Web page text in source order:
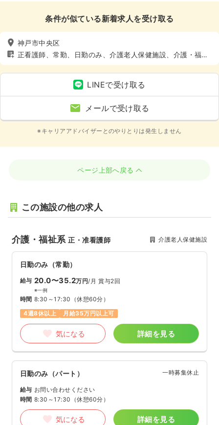
条件が似ている新着求人を受け取る
神戸市中央区
正看護師、常勤、日勤のみ、介護老人保健施設、介護・福祉
系、4週8休以上
LINEで受け取る
メールで受け取る
※キャリアアドバイザーとのやりとりは発生しません
ページ上部へ戻る
この施設の他の求人
介護・福祉系正・准看護師 介護老人保健施設
日勤のみ（常勤）
給与 20.0〜35.2万円/月 賞与2回
※一例
時間 8:30～17:30 （休憩60分）
4週8休以上
月給35万円以上可
気になる 詳細を見る
日勤のみ（パート） 一時募集休止
給与 お問い合わせください
時間 8:30～17:30 （休憩60分）
気になる 詳細を見る